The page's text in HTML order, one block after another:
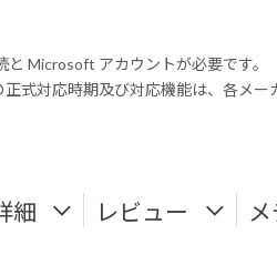
Microsoft アカウントが必要です。
式対応時期及び対応機能は、各メー
細 レビュー